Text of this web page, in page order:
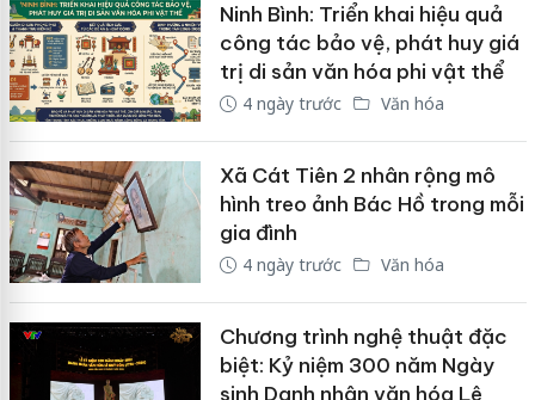
Ninh Bình: Triển khai hiệu quả
công tác bảo vệ, phát huy giá
trị di sản văn hóa phi vật thể
4 ngày trước Văn hóa
Xã Cát Tiên 2 nhân rộng mô
hình treo ảnh Bác Hồ trong mỗi
gia đình
4 ngày trước Văn hóa
Chương trình nghệ thuật đặc
biệt: Kỷ niệm 300 năm Ngày
sinh Danh nhân văn hóa Lê